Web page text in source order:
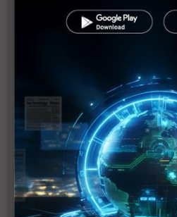
防輻射水持續外洩 東電灌高
美軍核污處理部隊分批赴日
美汽車業：日震對銷售應無顯
1號機核心恐損毀70% IAEA
常嚴重
日本震災加劇亞洲通膨
日震限電影響 光學玻璃廠小